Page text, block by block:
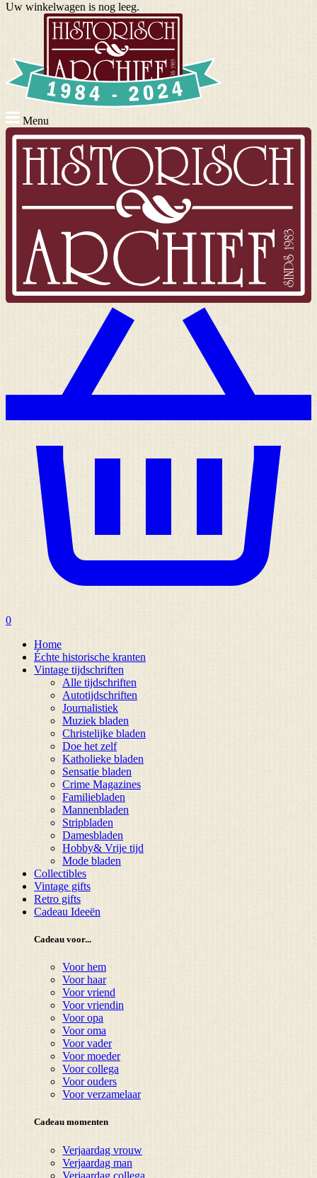
Uw winkelwagen is nog leeg.
Menu
0
Home
Échte historische kranten
Vintage tijdschriften
Alle tijdschriften
Autotijdschriften
Journalistiek
Muziek bladen
Christelijke bladen
Doe het zelf
Katholieke bladen
Sensatie bladen
Crime Magazines
Familiebladen
Mannenbladen
Stripbladen
Damesbladen
Hobby& Vrije tijd
Mode bladen
Collectibles
Vintage gifts
Retro gifts
Cadeau Ideeën
Cadeau voor...
Voor hem
Voor haar
Voor vriend
Voor vriendin
Voor opa
Voor oma
Voor vader
Voor moeder
Voor collega
Voor ouders
Voor verzamelaar
Cadeau momenten
Verjaardag vrouw
Verjaardag man
Verjaardag collega